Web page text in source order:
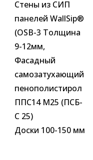
Стены из СИП
панелей WallSip®
(OSB-3 Толщина
9-12мм,
Фасадный
самозатухающий
пенополистирол
ППС14 М25 (ПСБ-
С 25)
Доски 100-150 мм